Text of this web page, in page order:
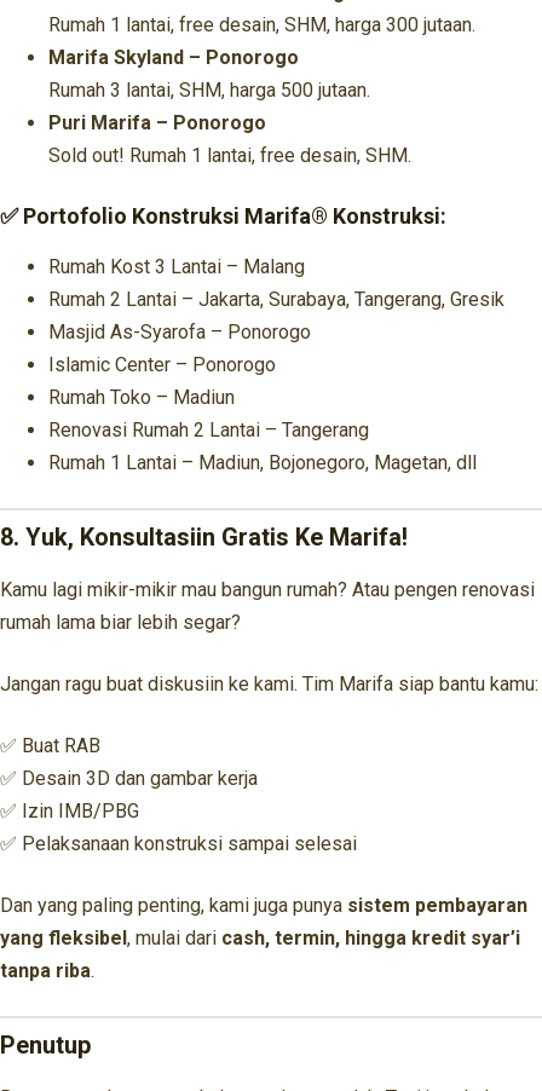
Rumah 1 lantai, free desain, SHM, harga 300 jutaan.
Marifa Skyland – Ponorogo
Rumah 3 lantai, SHM, harga 500 jutaan.
Puri Marifa – Ponorogo
Sold out! Rumah 1 lantai, free desain, SHM.
✅ Portofolio Konstruksi Marifa® Konstruksi:
Rumah Kost 3 Lantai – Malang
Rumah 2 Lantai – Jakarta, Surabaya, Tangerang, Gresik
Masjid As-Syarofa – Ponorogo
Islamic Center – Ponorogo
Rumah Toko – Madiun
Renovasi Rumah 2 Lantai – Tangerang
Rumah 1 Lantai – Madiun, Bojonegoro, Magetan, dll
8. Yuk, Konsultasiin Gratis Ke Marifa!
Kamu lagi mikir-mikir mau bangun rumah? Atau pengen renovasi
rumah lama biar lebih segar?
Jangan ragu buat diskusiin ke kami. Tim Marifa siap bantu kamu:
✅ Buat RAB
✅ Desain 3D dan gambar kerja
✅ Izin IMB/PBG
✅ Pelaksanaan konstruksi sampai selesai
Dan yang paling penting, kami juga punya sistem pembayaran
yang fleksibel, mulai dari cash, termin, hingga kredit syar’i
tanpa riba.
Penutup